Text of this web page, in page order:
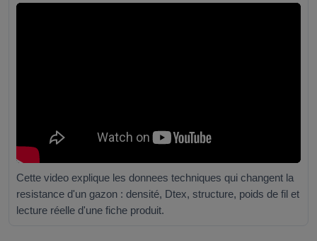
Cette video explique les donnees techniques qui changent la
resistance d'un gazon : densité, Dtex, structure, poids de fil et
lecture réelle d'une fiche produit.